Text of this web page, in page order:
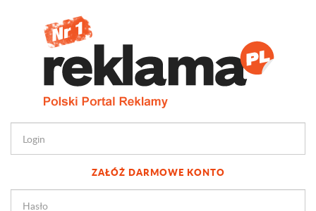
ZAŁÓŻ DARMOWE KONTO